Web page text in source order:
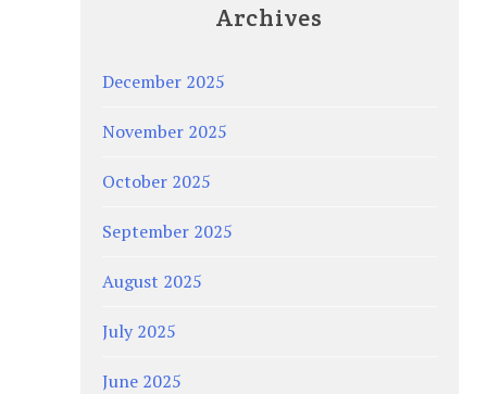
Archives
December 2025
November 2025
October 2025
September 2025
August 2025
July 2025
June 2025